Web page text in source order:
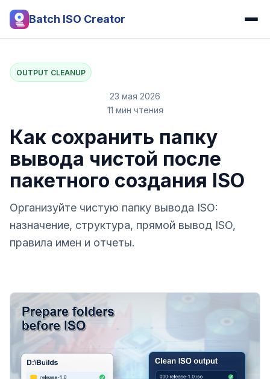
Batch ISO Creator
OUTPUT CLEANUP
23 мая 2026
11 мин чтения
Как сохранить папку
вывода чистой после
пакетного создания ISO
Организуйте чистую папку вывода ISO:
назначение, структура, прямой вывод ISO,
правила имен и отчеты.